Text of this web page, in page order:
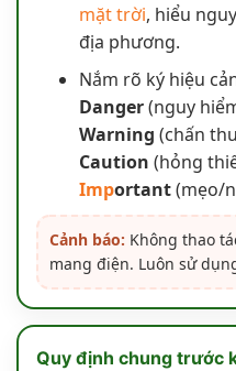
mặt trời, hiểu
địa phương.
Nắm rõ ký hiệu
Danger(nguy
Warning (chấn
Caution (hỏng
Important(mẹo/
Cảnh báo: Không thao
mang điện. Luôn sử
Quy định chung trước